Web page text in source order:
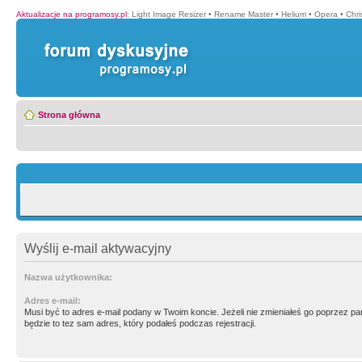
Aktualizacje na programosy.pl: Light Image Resizer • Rename Master • Helium • Opera •
Strona główna
Wyślij e-mail aktywacyjny
Nazwa użytkownika:
Adres e-mail:
Musi być to adres e-mail podany w Twoim koncie. Jeżeli nie zmieniałeś go poprzez
będzie to tez sam adres, który podałeś podczas rejestracji.